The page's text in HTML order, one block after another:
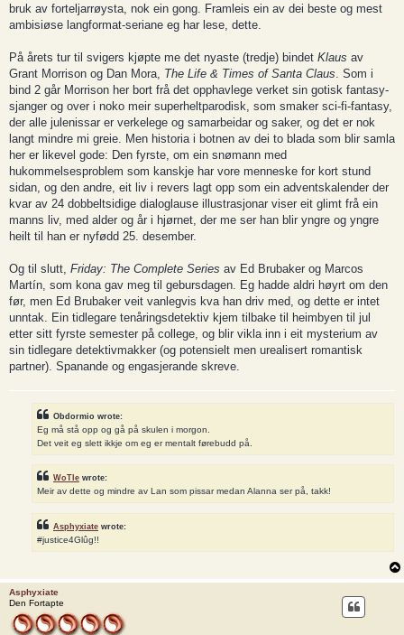
bruk av forteljarrøysta, nok ein gong. Framleis ein av dei beste og mest
ambisiøse langformat-seriane eg har lese, dette.
På årets tur til svigers kjøpte me det nyaste (tredje) bindet Klaus av
Grant Morrison og Dan Mora, The Life & Times of Santa Claus . Som i
bind 2 går Morrison her bort frå det opphavlege verket sin gotisk fantasy-
sjanger og over i noko meir superheltparodisk, som smaker sci-fi-fantasy,
der alle julenissar er verkelege og samarbeidar og saker, og det er nok
langt mindre mi greie. Men historia i botnen av dei to blada som blir samla
her er likevel gode: Den fyrste, om ein snømann med
hukommelsesproblem som kanskje har vore menneske for kort stund
sidan, og den andre, eit liv i revers lagt opp som ein adventskalender der
kvar av 24 dobbeltsidige dialoglause illustrasjonar viser eit glimt frå ein
manns liv, med alder og år i hjørnet, der me ser han blir yngre og yngre
heilt til han er nyfødd 25. desember.
Og til slutt, Friday: The Complete Series av Ed Brubaker og Marcos
Martín, som kona gav meg til gebursdagen. Eg hadde aldri høyrt om den
før, men Ed Brubaker veit vanlegvis kva han driv med, og dette er intet
unntak. Ein tidlegare tenåringsdetektiv kjem tilbake til heimbyen til jul
etter sitt fyrste semester på college, og blir vikla inn i eit mysterium av
sin tidlegare detektivmakker (og potensielt men urealisert romantisk
partner). Spanande og engasjerande skreve.
Obdormio wrote:
Eg må stå opp og gå på skulen i morgon.
Det veit eg slett ikkje om eg er mentalt førebudd på.
WoTle wrote:
Meir av dette og mindre av Lan som pissar medan Alanna ser på, takk!
Asphyxiate wrote:
#justice4Glûg!!
Asphyxiate
Den Fortapte